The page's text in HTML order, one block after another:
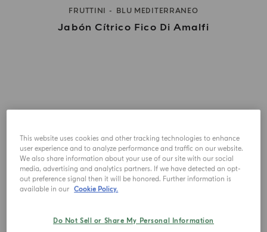
FRUTTINI BLU MEDITERRANEO
Jabón Cítrico Fico Di Amalfi
This website uses cookies and other tracking technologies to enhance
user experience and to analyze performance and traffic on our website.
We also share information about your use of our site with our social
media, advertising and analytics partners. If we have detected an opt-
out preference signal then it will be honored. Further information is
available in our Cookie Policy.
Do Not Sell or Share My Personal Information